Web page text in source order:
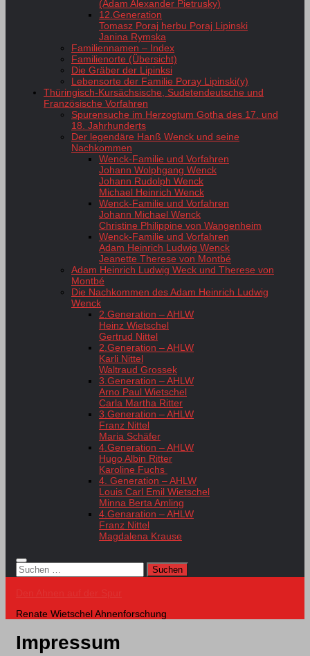
(Adam Alexander Pietrusky)
12.Generation
Tomasz Poraj herbu Poraj Lipinski
Janina Rymska
Familiennamen – Index
Familienorte (Übersicht)
Die Gräber der Lipinksi
Lebensorte der Familie Poray Lipinski(y)
Thüringisch-Kursächsische, Sudetendeutsche und
Französische Vorfahren
Spurensuche im Herzogtum Gotha des 17. und
18. Jahrhunderts
Der legendäre Hanß Wenck und seine
Nachkommen
Wenck-Familie und Vorfahren
Johann Wolphgang Wenck
Johann Rudolph Wenck
Michael Heinrich Wenck
Wenck-Familie und Vorfahren
Johann Michael Wenck
Christine Philippine von Wangenheim
Wenck-Familie und Vorfahren
Adam Heinrich Ludwig Wenck
Jeanette Therese von Montbé
Adam Heinrich Ludwig Weck und Therese von
Montbé
Die Nachkommen des Adam Heinrich Ludwig
Wenck
2.Generation – AHLW
Heinz Wietschel
Gertrud Nittel
2.Generation – AHLW
Karli Nittel
Waltraud Grossek
3.Generation – AHLW
Arno Paul Wietschel
Carla Martha Ritter
3.Generation – AHLW
Franz Nittel
Maria Schäfer
4.Generation – AHLW
Hugo Albin Ritter
Karoline Fuchs
4. Generation – AHLW
Louis Carl Emil Wietschel
Minna Berta Amling
4.Genaration – AHLW
Franz Nittel
Magdalena Krause
Suchen
nach:
Renate Wietschel Ahnenforschung
Impressum